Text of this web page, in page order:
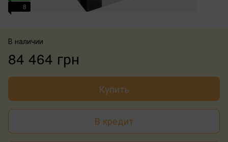
8
В наличии
84 464 грн
Купить
В кредит